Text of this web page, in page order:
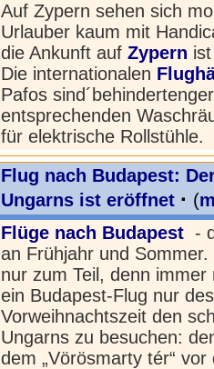
Auf Zypern sehen sich
Urlauber kaum mit
die Ankunft auf Zypern
Die internationalen
Pafos
entsprechenden
für elektrische Rollstühle.
Flug nach Budapest:
Ungarns ist eröffnet · (
Flüge nach Budapest-
an Frühjahr und
nur zum Teil, denn
ein Budapest-Flug nur
Vorweihnachtszeit den
Ungarns zu besuchen:
dem „Vörösmarty tér“